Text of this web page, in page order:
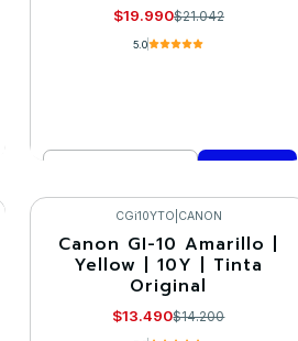
$19.990$21.042
5.0
Comprar ahora
-5%
CGi10YTO CANON
Canon GI-10 Amarillo |
Yellow | 10Y | Tinta
Original
$13.490$14.200